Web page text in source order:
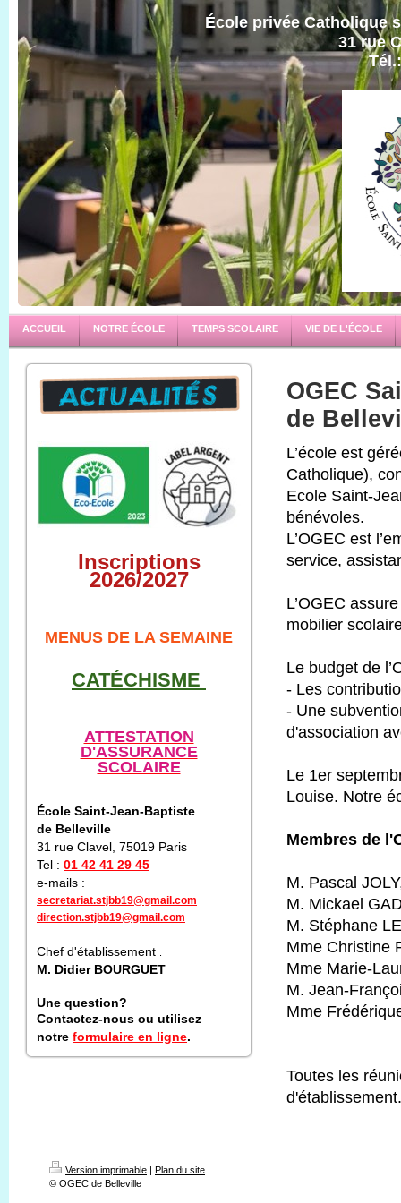
École privée Catholique
31 rue
ACCUEIL NOTRE ÉCOLE TEMPS SCOLAIRE VIE DE L'ÉCOLE
Inscriptions
2026/2027
MENUS DE LA SEMAINE
CATÉCHISME
ATTESTATION
D'ASSURANCE
SCOLAIRE
École Saint-Jean-Baptiste
de Belleville
31 rue Clavel, 75019 Paris
Tel : 01 42 41 29 45
e-mails :
secretariat.stjbb19@gmail.com
direction.stjbb19@gmail.com
Chef d'établissement :
M. Didier BOURGUET
Une question?
Contactez-nous ou utilisez
notre formulaire en ligne.
OGEC
de
L’école est
Catholique),
Ecole Saint-
bénévoles.
L’OGEC est
service,
L’OGEC
mobilier
Le budget de
- Les
- Une
d'association
Le 1er
Louise. Notre
Membres de
M. Pascal
M. Mickael
M. Stéphane
Mme Christine
Mme Marie-
M. Jean-
Mme
Toutes les
d'établissement.
Version imprimable | Plan du site
© OGEC de Belleville